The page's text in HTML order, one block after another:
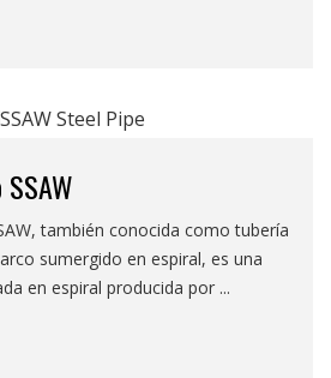
también conocida como tubería
sumergido en espiral, es una
en espiral producida por ...